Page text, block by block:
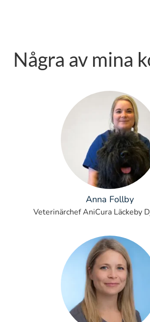
Några av mina
Anna Follby
Veterinärchef AniCura Läckeby